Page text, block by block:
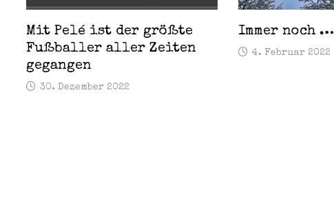
Mit Pelé ist der größte
Fußballer aller Zeiten
gegangen
30. Dezember 2022
Immer noch …
4. Februar 2022